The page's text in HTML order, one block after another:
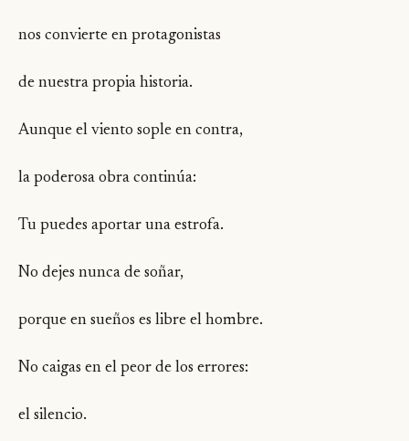
nos convierte en protagonistas
de nuestra propia historia.
Aunque el viento sople en contra,
la poderosa obra continúa:
Tu puedes aportar una estrofa.
No dejes nunca de soñar,
porque en sueños es libre el hombre.
No caigas en el peor de los errores:
el silencio.